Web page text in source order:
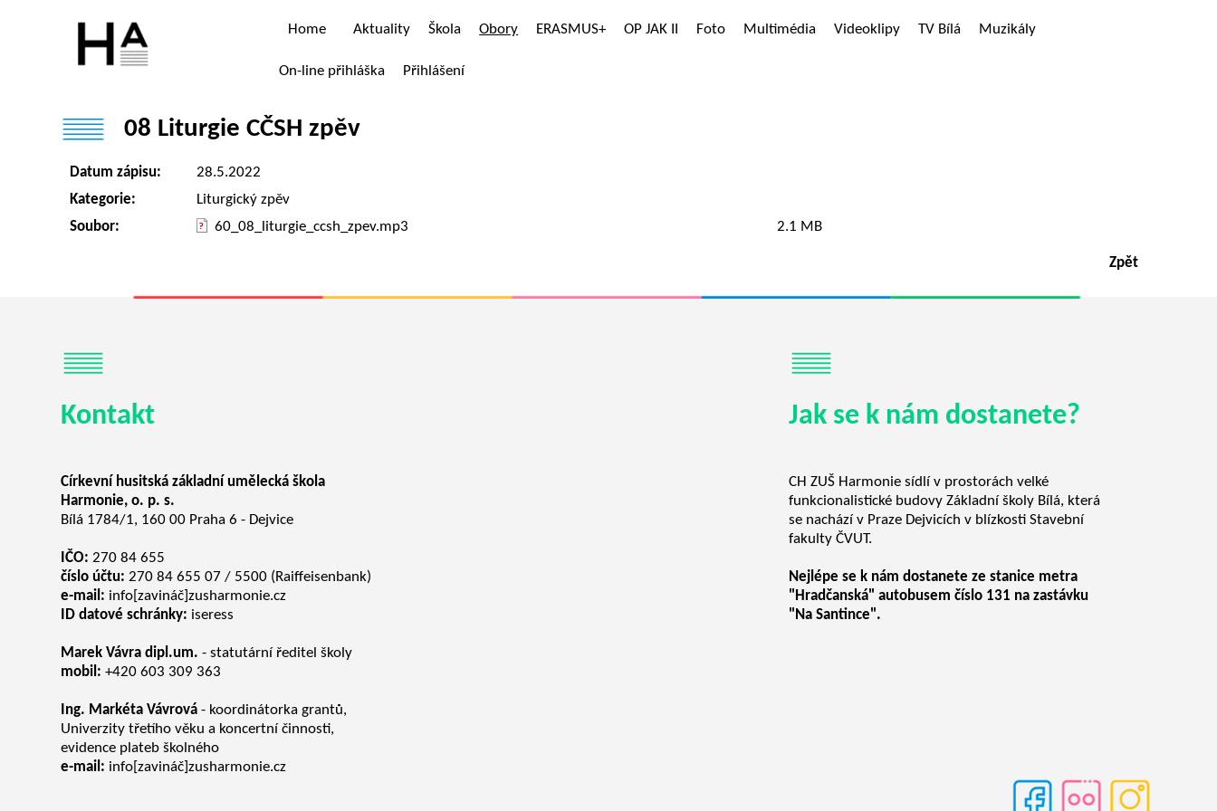
Home Aktuality Škola Obory ERASMUS+ OP JAK II Foto Multimédia Videoklipy TV Bílá Muzikály
On-line přihláška Přihlášení
08 Liturgie CČSH zpěv
Datum zápisu:
28.5.2022
Kategorie:
Liturgický zpěv
Soubor:
60_08_liturgie_ccsh_zpev.mp3 2.1 MB
Zpět
Kontakt
Církevní husitská základní umělecká škola
Harmonie, o. p. s.
Bílá 1784/1, 160 00 Praha 6 - Dejvice
IČO: 270 84 655
číslo účtu: 270 84 655 07 / 5500 (Raiffeisenbank)
e-mail: info[zavináč]zusharmonie.cz
ID datové schránky: iseress
Marek Vávra dipl.um. - statutární ředitel školy
mobil: +420 603 309 363
Ing. Markéta Vávrová - koordinátorka grantů,
Univerzity třetího věku a koncertní činnosti,
evidence plateb školného
e-mail: info[zavináč]zusharmonie.cz
Jak se k nám dostanete?
CH ZUŠ Harmonie sídlí v prostorách velké
funkcionalistické budovy Základní školy Bílá, která
se nachází v Praze Dejvicích v blízkosti Stavební
fakulty ČVUT.
Nejlépe se k nám dostanete ze stanice metra
"Hradčanská" autobusem číslo 131 na zastávku
"Na Santince".